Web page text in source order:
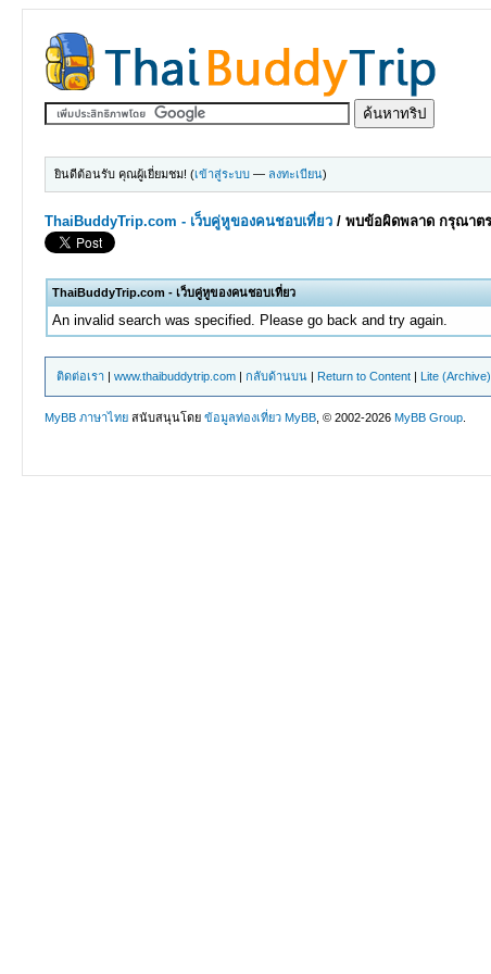
ยินดีต้อนรับ คุณผู้เยี่ยมชม! (เข้าสู่ระบบ — ลงทะเบียน)
ThaiBuddyTrip.com - เว็บคู่หูของคนชอบเที่ยว /พบข้อผิดพลาด กรุณาต
ThaiBuddyTrip.com - เว็บคู่หูของคนชอบเที่ยว
An invalid search was specified. Please go back and try again.
ติดต่อเรา |www.thaibuddytrip.com |กลับด้านบน | Return to Content | Lite
MyBB ภาษาไทย สนับสนุนโดยข้อมูลท่องเที่ยว MyBB , © 2002-2026MyBB Group